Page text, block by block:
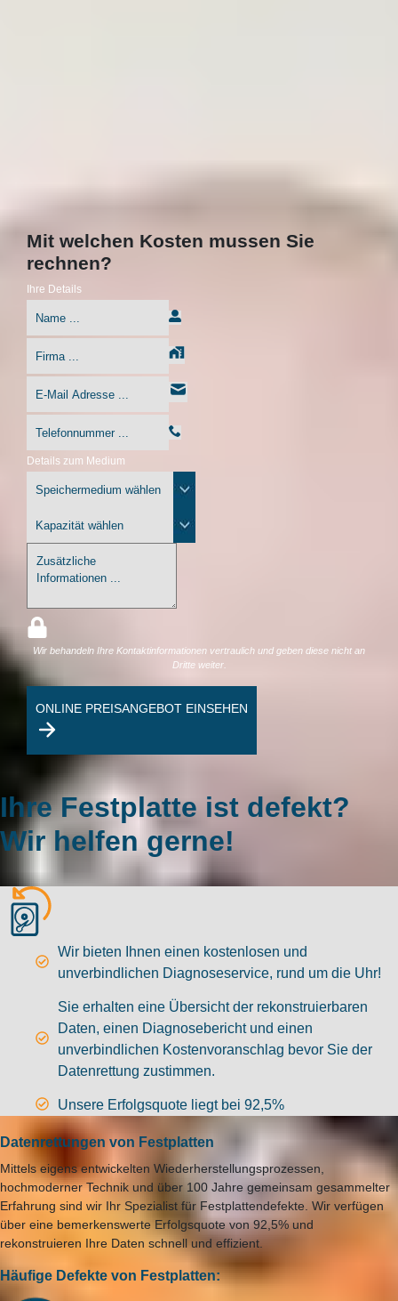
Mit welchen Kosten mussen Sie
rechnen?
Ihre Details
Details zum Medium
Wir behandeln Ihre Kontaktinformationen vertraulich und geben diese nicht an
Dritte weiter.
ONLINE PREISANGEBOT EINSEHEN
Ihre Festplatte ist defekt?
Wir helfen gerne!
Wir bieten Ihnen einen kostenlosen und
unverbindlichen Diagnoseservice, rund um die Uhr!
Sie erhalten eine Übersicht der rekonstruierbaren
Daten, einen Diagnosebericht und einen
unverbindlichen Kostenvoranschlag bevor Sie der
Datenrettung zustimmen.
Unsere Erfolgsquote liegt bei 92,5%
Datenrettungen von Festplatten
Mittels eigens entwickelten Wiederherstellungsprozessen,
hochmoderner Technik und über 100 Jahre gemeinsam gesammelter
Erfahrung sind wir Ihr Spezialist für Festplattendefekte. Wir verfügen
über eine bemerkenswerte Erfolgsquote von 92,5% und
rekonstruieren Ihre Daten schnell und effizient.
Häufige Defekte von Festplatten: